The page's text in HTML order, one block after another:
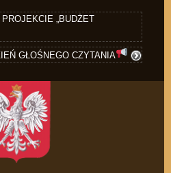
„BUDŻET
GŁOŚNEGO CZYTANIA